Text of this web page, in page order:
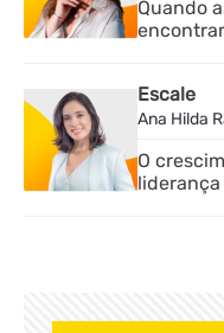
Quando
Escale
Ana Hilda
O
liderança